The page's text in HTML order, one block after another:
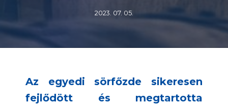
2023. 07. 05.
Az egyedi sörfőzde sikeresen
fejlődött és megtartotta